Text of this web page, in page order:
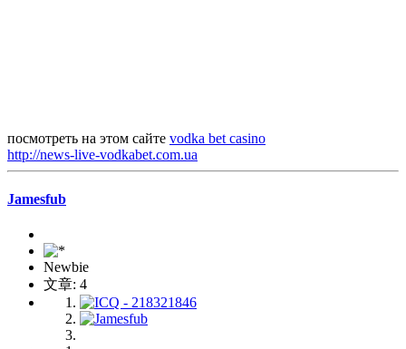
посмотреть на этом сайте vodka bet casino
http://news-live-vodkabet.com.ua
Jamesfub
Newbie
文章: 4